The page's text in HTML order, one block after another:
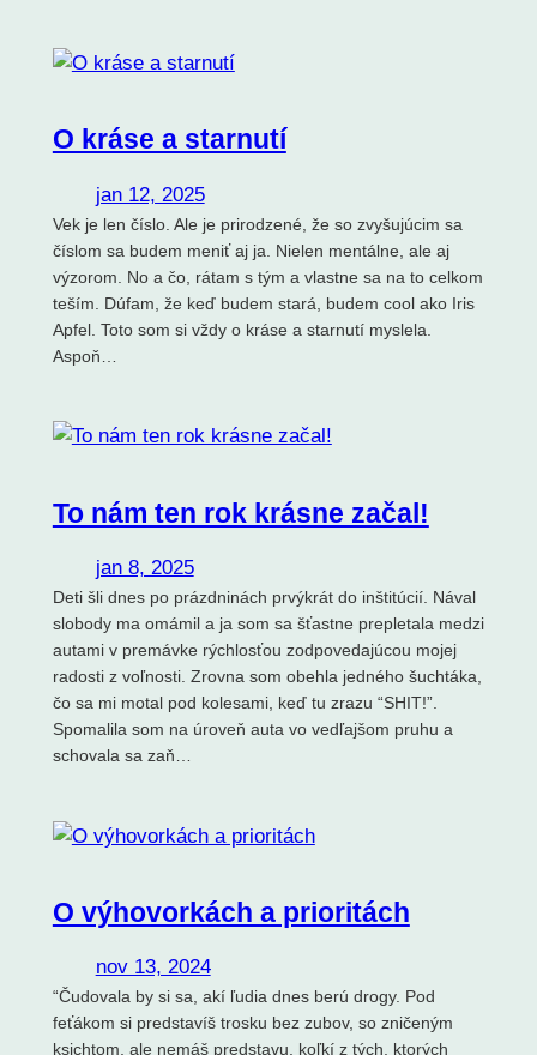
O kráse a starnutí
jan 12, 2025
Vek je len číslo. Ale je prirodzené, že so zvyšujúcim sa
číslom sa budem meniť aj ja. Nielen mentálne, ale aj
výzorom. No a čo, rátam s tým a vlastne sa na to celkom
teším. Dúfam, že keď budem stará, budem cool ako Iris
Apfel. Toto som si vždy o kráse a starnutí myslela.
Aspoň…
To nám ten rok krásne začal!
jan 8, 2025
Deti šli dnes po prázdninách prvýkrát do inštitúcií. Nával
slobody ma omámil a ja som sa šťastne prepletala medzi
autami v premávke rýchlosťou zodpovedajúcou mojej
radosti z voľnosti. Zrovna som obehla jedného šuchtáka,
čo sa mi motal pod kolesami, keď tu zrazu “SHIT!”.
Spomalila som na úroveň auta vo vedľajšom pruhu a
schovala sa zaň…
O výhovorkách a prioritách
nov 13, 2024
“Čudovala by si sa, akí ľudia dnes berú drogy. Pod
feťákom si predstavíš trosku bez zubov, so zničeným
ksichtom, ale nemáš predstavu, koľkí z tých, ktorých